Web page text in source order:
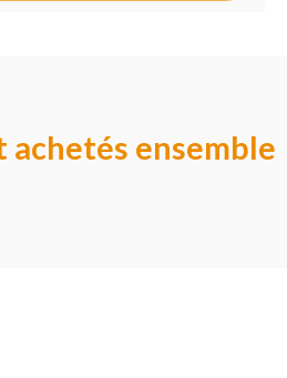
achetés ensemble